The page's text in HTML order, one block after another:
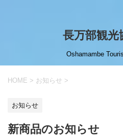
長万部観光
Oshamambe
HOME > お知らせ >
お知らせ
新商品のお知らせ